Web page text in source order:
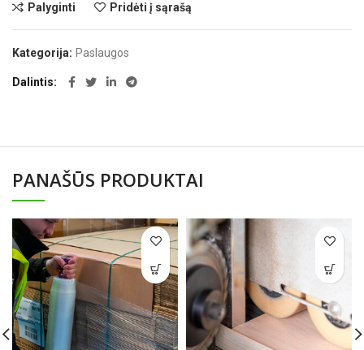
Palyginti Pridėti į sąrašą
Kategorija: Paslaugos
Dalintis
PANAŠŪS PRODUKTAI